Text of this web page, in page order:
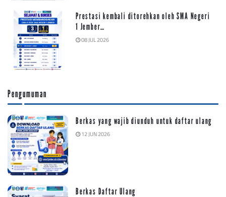
Prestasi kembali ditorehkan oleh SMA Negeri
1 Jember…
08 JUL 2026
Pengumuman
Berkas yang wajib diunduh untuk daftar ulang
12 JUN 2026
Berkas Daftar Ulang